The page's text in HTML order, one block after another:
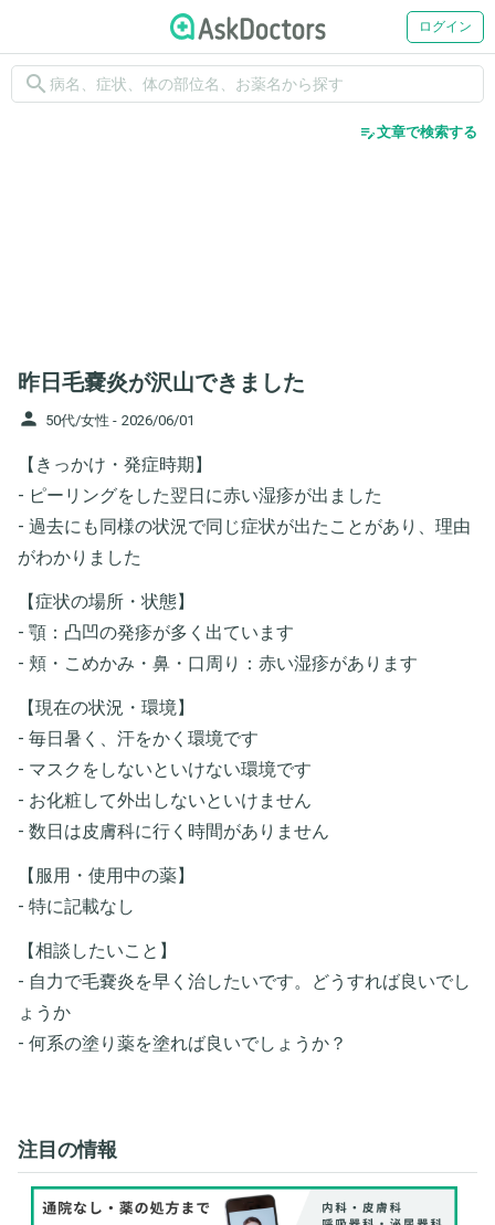
ログイン
search
edit_note文章で検索する
昨日毛嚢炎が沢山できました
person 50代/女性 - 2026/06/01
【きっかけ・発症時期】
- ピーリングをした翌日に赤い湿疹が出ました
- 過去にも同様の状況で同じ症状が出たことがあり、理由
がわかりました
【症状の場所・状態】
- 顎：凸凹の発疹が多く出ています
- 頬・こめかみ・鼻・口周り：赤い湿疹があります
【現在の状況・環境】
- 毎日暑く、汗をかく環境です
- マスクをしないといけない環境です
- お化粧して外出しないといけません
- 数日は皮膚科に行く時間がありません
【服用・使用中の薬】
- 特に記載なし
【相談したいこと】
- 自力で毛嚢炎を早く治したいです。どうすれば良いでし
ょうか
- 何系の塗り薬を塗れば良いでしょうか？
注目の情報